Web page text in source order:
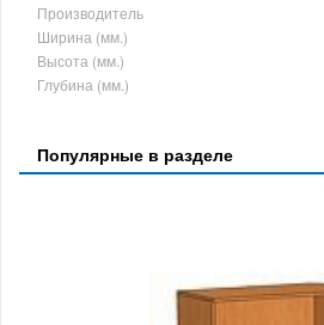
Производитель
Ширина (мм.)
Высота (мм.)
Глубина (мм.)
Популярные в разделе